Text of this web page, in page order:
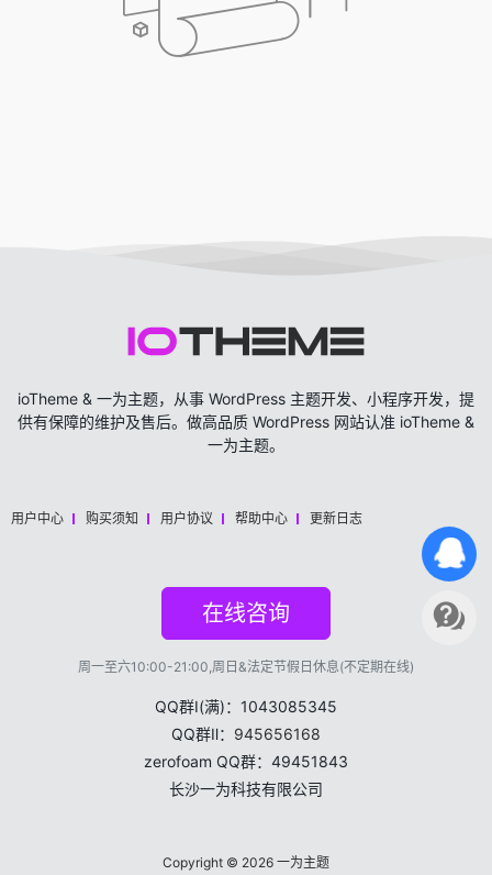
ioTheme & 一为主题，从事 WordPress 主题开发、小程序开发，提
供有保障的维护及售后。做高品质 WordPress 网站认准 ioTheme &
一为主题。
用户中心 购买须知 用户协议 帮助中心 更新日志
在线咨询
周一至六10:00-21:00,周日&法定节假日休息(不定期在线)
QQ群Ⅰ(满)：1043085345
QQ群Ⅱ： 945656168
zerofoam QQ群：49451843
长沙一为科技有限公司
Copyright © 2026 一为主题